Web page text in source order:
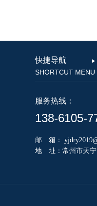
快捷导航
SHORTCUT MENU
服务热线：
138-6105-
邮 箱：
地 址：常州市天宁